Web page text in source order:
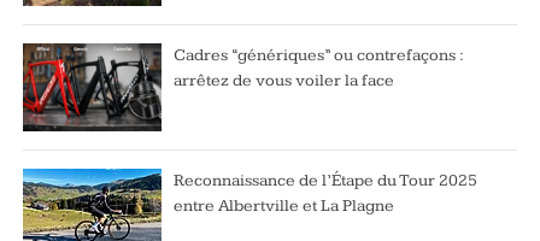
Cadres “génériques” ou contrefaçons :
arrêtez de vous voiler la face
Reconnaissance de l’Étape du Tour 2025
entre Albertville et La Plagne